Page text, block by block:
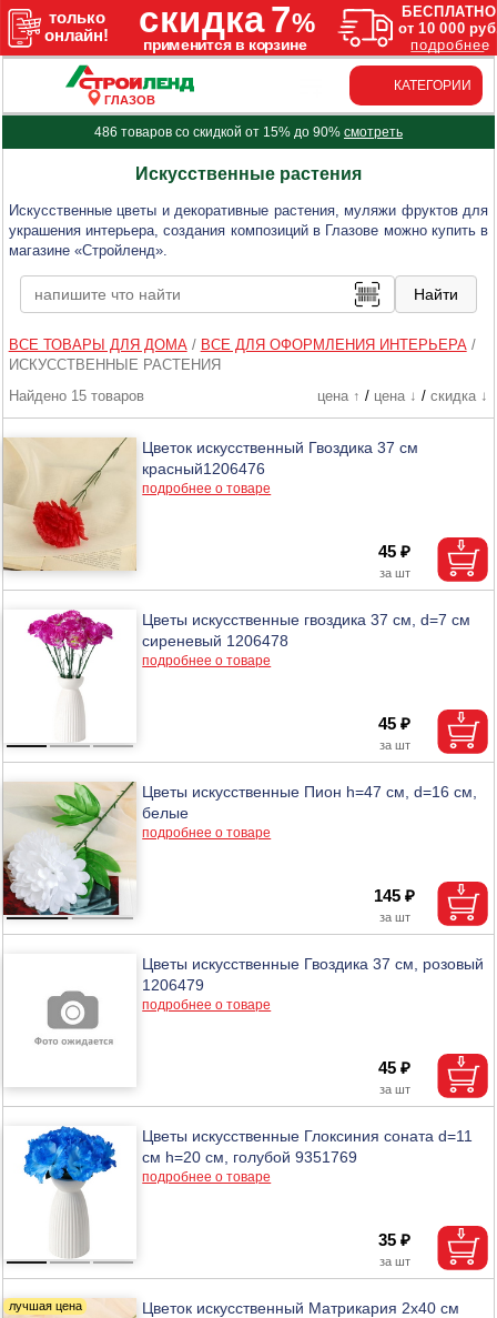
ГЛАЗОВ
КАТЕГОРИИ
486 товаров со скидкой от 15% до 90% смотреть
Искусственные растения
Искусственные цветы и декоративные растения, муляжи фруктов для
украшения интерьера, создания композиций в Глазове можно купить в
магазине «Стройленд».
ВСЕ ТОВАРЫ ДЛЯ ДОМА/ ВСЕ ДЛЯ ОФОРМЛЕНИЯ ИНТЕРЬЕРА/
ИСКУССТВЕННЫЕ РАСТЕНИЯ
Найдено 15 товаров
цена ↑ / цена ↓ / скидка ↓
Цветок искусственный Гвоздика 37 см
красный1206476
подробнее о товаре
45 ₽
Цветы искусственные гвоздика 37 см, d=7 см
сиреневый 1206478
подробнее о товаре
45 ₽
Цветы искусственные Пион h=47 см, d=16 см,
белые
подробнее о товаре
145 ₽
Цветы искусственные Гвоздика 37 см, розовый
1206479
подробнее о товаре
45 ₽
Цветы искусственные Глоксиния соната d=11
см h=20 см, голубой 9351769
подробнее о товаре
35 ₽
Цветок искусственный Матрикария 2х40 см